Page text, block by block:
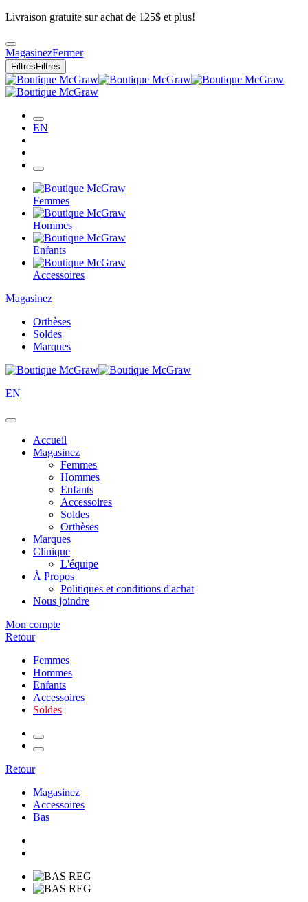
Livraison gratuite sur achat de 125$ et plus!
MagasinezFermer
Filtres Filtres
EN
Femmes
Hommes
Enfants
Accessoires
Magasinez
Orthèses
Soldes
Marques
EN
Accueil
Magasinez
Femmes
Hommes
Enfants
Accessoires
Soldes
Orthèses
Marques
Clinique
L'équipe
À Propos
Politiques et conditions d'achat
Nous joindre
Mon compte
Retour
Femmes
Hommes
Enfants
Accessoires
Soldes
Retour
Magasinez
Accessoires
Bas